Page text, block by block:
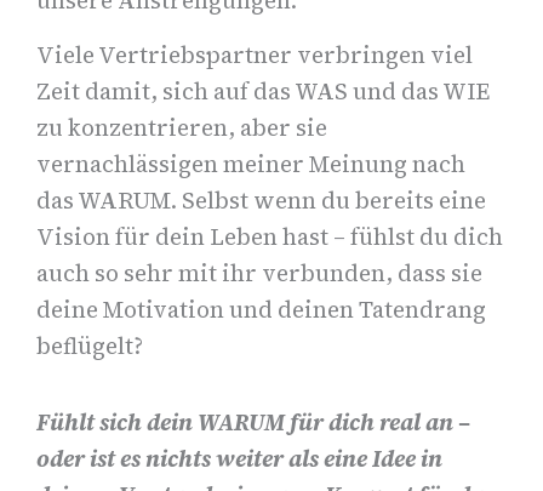
Viele Vertriebspartner verbringen viel
Zeit damit, sich auf das WAS und das WIE
zu konzentrieren, aber sie
vernachlässigen meiner Meinung nach
das WARUM. Selbst wenn du bereits eine
Vision für dein Leben hast – fühlst du dich
auch so sehr mit ihr verbunden, dass sie
deine Motivation und deinen Tatendrang
beflügelt?
Fühlt sich dein WARUM für dich real an –
oder ist es nichts weiter als eine Idee in